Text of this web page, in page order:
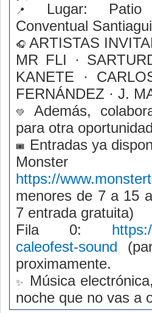
Lugar: Patio
Conventual
ARTISTAS
MR FLI ·
KANETE ·
FERNÁNDEZ · J.
Además,
para otra
Entradas ya
https://
menores de 7 a 15
7 entrada gratuita)
Fila 0:
caleofest-sound
proximamente.
Música
noche que no vas a